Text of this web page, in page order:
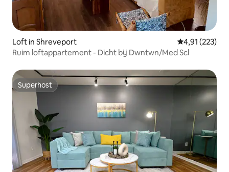
Loft in Shreveport Gemiddelde
4,91 (223)
Ruim loftappartement - Dicht bij Dwntwn/Med Scl
Superhost
Superhost